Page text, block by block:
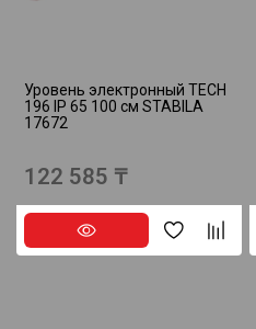
Уровень электронный TECH
196 IP 65 100 см STABILA
17672
122 585 ₸